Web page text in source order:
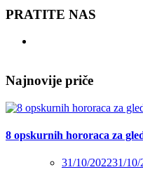
PRATITE NAS
Najnovije priče
8 opskurnih hororaca za
31/10/202231/10/